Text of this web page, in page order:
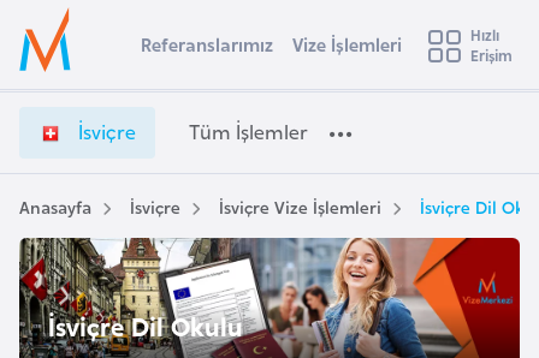
Ülke Seçimi
Başvuru yapmak istediğiniz ülkeyi seçin
Üye
Girişi
s
i
ç
e
V
i
z
e
e
t
ş
Referanslarımız Vize İşlemleri
Hızlı
Erişim
İsviçre Tüm İşlemler
Anasayfa İsviçre İsviçre Vize İşlemleri İsviçre Dil
İsviçre Dil Okulu
s
t
r
a
A
v